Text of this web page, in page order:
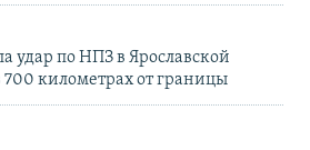
удар по НПЗ в Ярославской
700 километрах от границы